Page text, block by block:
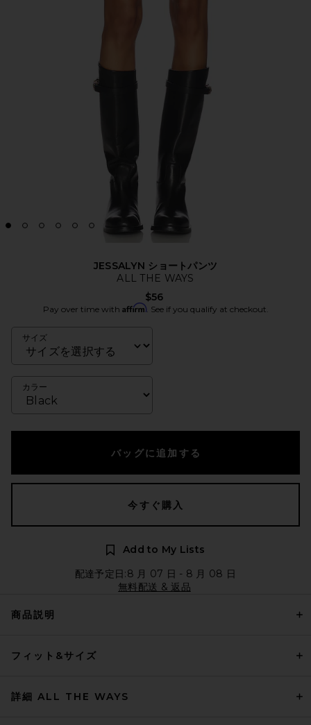
JESSALYN ショートパンツ
ALL THE WAYS
$56
Pay over time with Affirm. See if you qualify at checkout.
サイズ
カラー
バッグに追加する
今すぐ購入
Add to My Lists
配達予定日:8 月 07 日 - 8 月 08 日
無料配送 & 返品
商品説明
フィット&サイズ
詳細 ALL THE WAYS